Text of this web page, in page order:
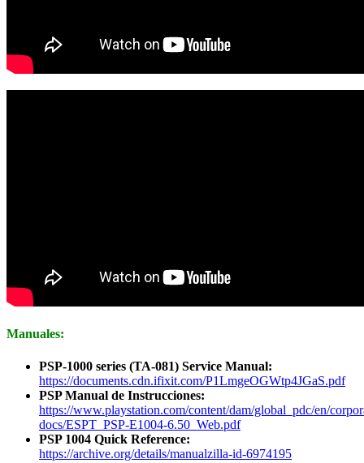
Manuales:
PSP-1000 series (TA-081) Service Manual:
https://documents.cdn.ifixit.com/P1LmgeOGWtp4JGaS.pdf
PSP Manual de Instrucciones:
https://www.playstation.com/content/dam/global_pdc/en/
docs/ESPT_PSP-E1004-6.50_Web.pdf
PSP 1004 Quick Reference:
https://archive.org/details/manualzilla-id-6974195